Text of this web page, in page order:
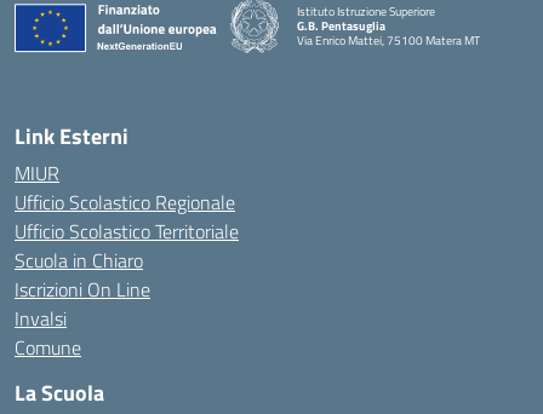
Istituto Istruzione Superiore
G.B. Pentasuglia
Via Enrico Mattei, 75100 Matera MT
Link Esterni
MIUR
Ufficio Scolastico Regionale
Ufficio Scolastico Territoriale
Scuola in Chiaro
Iscrizioni On Line
Invalsi
Comune
La Scuola